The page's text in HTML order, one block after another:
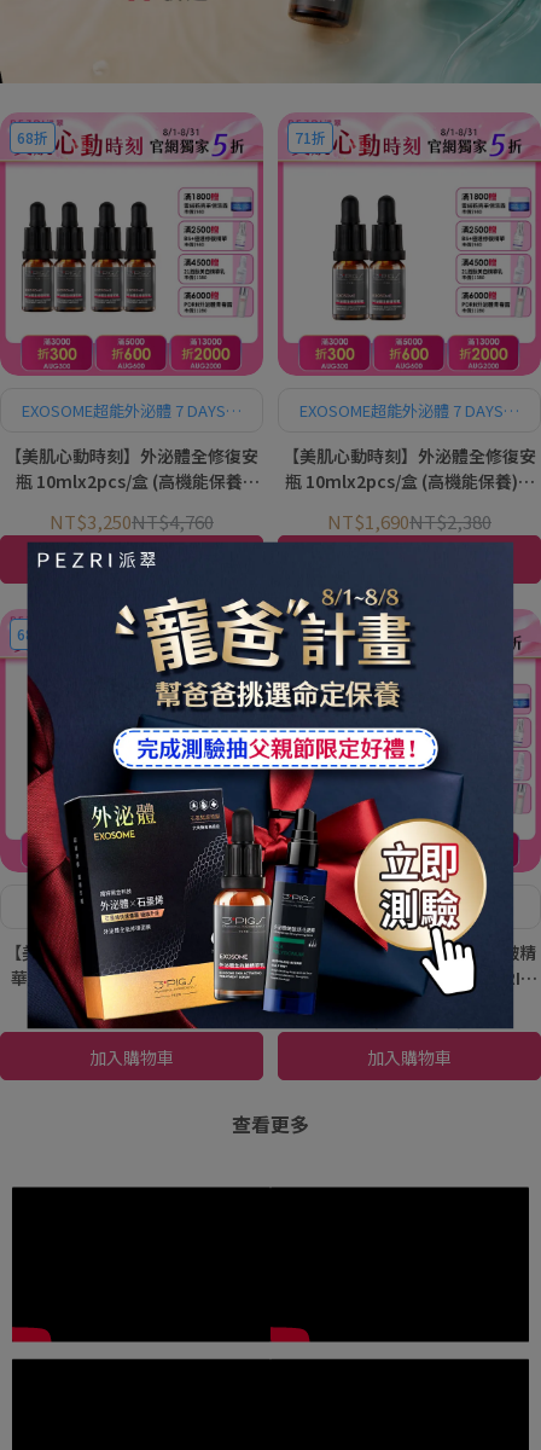
68折
EXOSOME超能外泌體 7 DAYS活
養！密集修復滋養、柔滑保濕，
快速潤活肌膚
【美肌心動時刻】外泌體全修復安
瓶 10mlx2pcs/盒 (高機能保養)
NT$3,250NT$4,760
加入購物車
71折
EXOSOME超能外泌體 7 DAYS活
養！密集修復滋養、柔滑保濕，
快速潤活肌膚
【美肌心動時刻】外泌體全修復安
瓶 10mlx2pcs/盒 (高機能保養)｜
NT$1,690NT$2,380
68折
EXOSOME超能外泌體 ALL IN
ONE一瓶多效！ 平滑細紋、彈
嫩肌膚，改善肌膚暗沉粗糙
【美肌心動時刻】外泌體全抗皺精
華乳30ml (高機能保養) 1+1組｜
PEZRI派翠胜肽保養專家
NT$3,250NT$4,760
加入購物車
71折
EXOSOME超能外泌體 ALL IN
ONE一瓶多效！ 平滑細紋、彈
嫩肌膚，改善肌膚暗沉粗糙
【美肌心動時刻】外泌體全抗皺精
華乳30ml (高機能保養)｜PEZRI派
翠胜肽保養專家
NT$1,690
加入購物車
查看更多